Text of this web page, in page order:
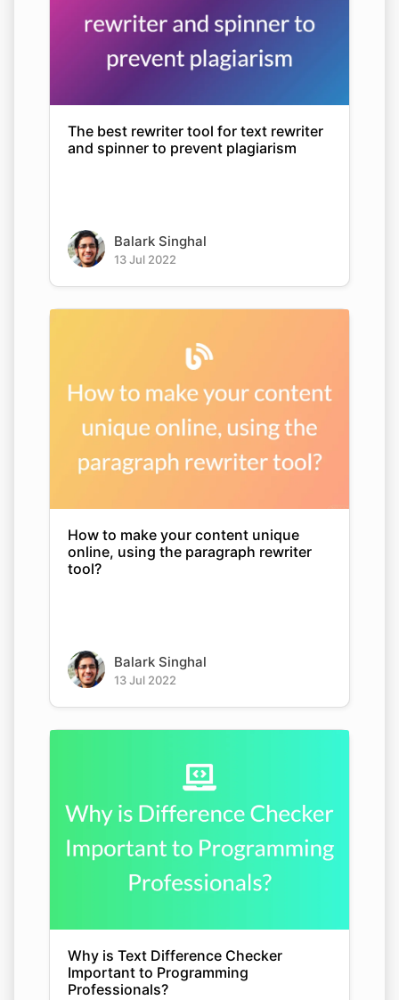
The best rewriter tool for text rewriter
and spinner to prevent plagiarism
Balark Singhal
13 Jul 2022
How to make your content unique
online, using the paragraph rewriter
tool?
Balark Singhal
13 Jul 2022
Why is Text Difference Checker
Important to Programming
Professionals?